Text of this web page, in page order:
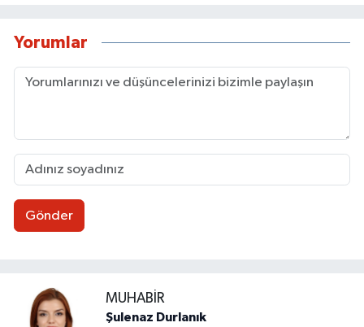
Yorumlar
Gönder
MUHABIR
Şulenaz Durlanık